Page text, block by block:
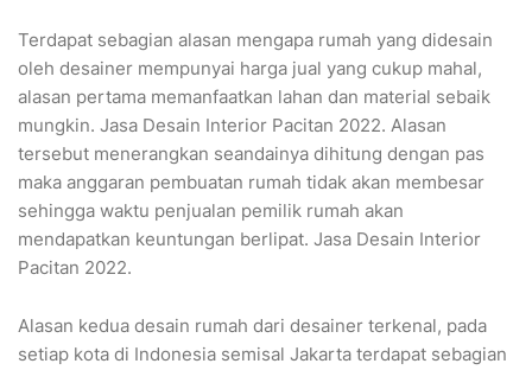
Terdapat sebagian alasan mengapa rumah yang didesain
oleh desainer mempunyai harga jual yang cukup mahal,
alasan pertama memanfaatkan lahan dan material sebaik
mungkin. Jasa Desain Interior Pacitan 2022. Alasan
tersebut menerangkan seandainya dihitung dengan pas
maka anggaran pembuatan rumah tidak akan membesar
sehingga waktu penjualan pemilik rumah akan
mendapatkan keuntungan berlipat. Jasa Desain Interior
Pacitan 2022.
Alasan kedua desain rumah dari desainer terkenal, pada
setiap kota di Indonesia semisal Jakarta terdapat sebagian